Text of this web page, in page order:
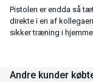
Pistolen er endda så
direkte i en af
sikker træning i
Andre kunder